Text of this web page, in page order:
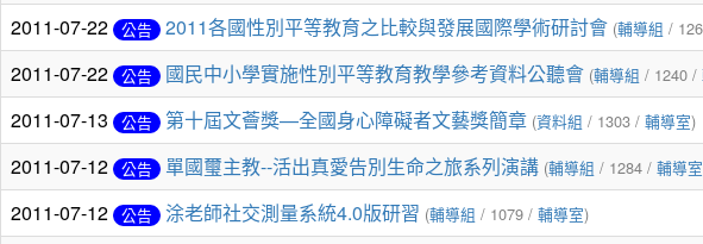
2011-07-22 公告 2011各國性別平等教育之比較與發展國際學術研討會 (輔導組 /
2011-07-22 公告 國民中小學實施性別平等教育教學參考資料公聽會 (輔導組 / 1240 /
2011-07-13 公告 第十屆文薈獎—全國身心障礙者文藝獎簡章 (資料組 / 1303 / 輔導室)
2011-07-12 公告 單國璽主教--活出真愛告別生命之旅系列演講 (輔導組 / 1284 / 輔導室
2011-07-12 公告 涂老師社交測量系統4.0版研習 (輔導組 / 1079 / 輔導室)